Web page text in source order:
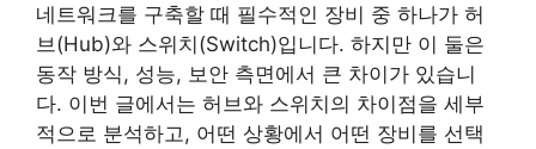
네트워크를 구축할 때 필수적인 장비 중 하나가 허
브(Hub)와 스위치(Switch)입니다. 하지만 이 둘은
동작 방식, 성능, 보안 측면에서 큰 차이가 있습니
다. 이번 글에서는 허브와 스위치의 차이점을 세부
적으로 분석하고, 어떤 상황에서 어떤 장비를 선택